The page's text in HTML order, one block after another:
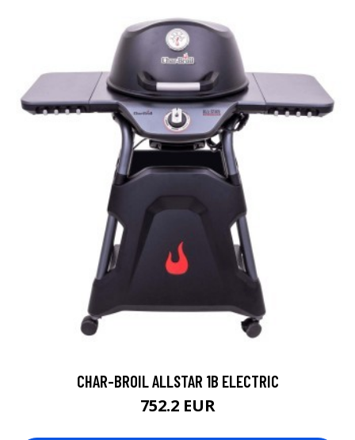
CHAR-BROIL ALLSTAR 1B ELECTRIC
752.2 EUR